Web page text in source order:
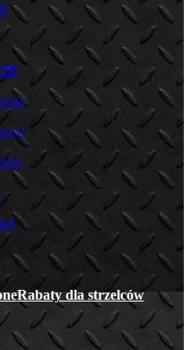
Rabaty dla strzelców